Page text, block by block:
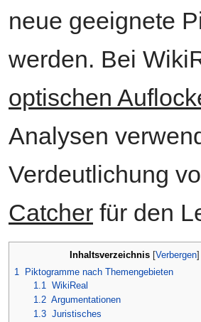
neue geeignete
werden. Bei
optischen
Analysen
Verdeutlichung
Catcher für den
Inhaltsverzeichnis [Verbergen
1
Piktogramme nach Themengebieten
1.1
WikiReal
1.2 Argumentationen
1.3 Juristisches